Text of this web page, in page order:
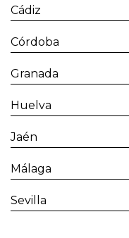
Cádiz
Córdoba
Granada
Huelva
Jaén
Málaga
Sevilla